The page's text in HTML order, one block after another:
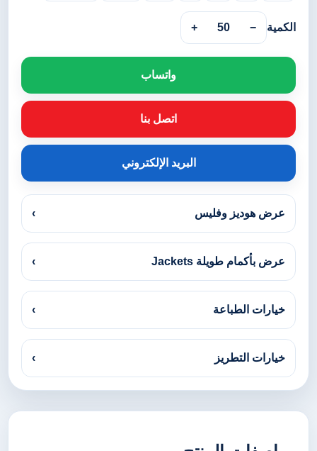
الكمية −
50
+
واتساب
اتصل بنا
البريد الإلكتروني
عرض هوديز وفليس ›
عرض بأكمام طويلة Jackets ›
خيارات الطباعة ›
خيارات التطريز ›